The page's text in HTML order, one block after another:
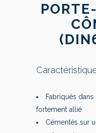
Fabriqués
fortement allié
Cémentés sur